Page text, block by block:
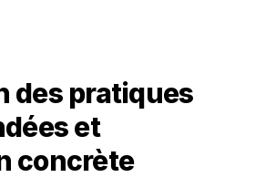
des pratiques
et
concrète